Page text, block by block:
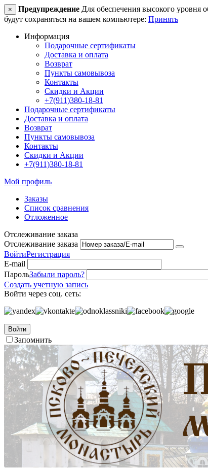
× Предупреждение Для обеспечения высокого уровня
будут сохраняться на вашем компьютере: Принять
Информация
Подарочные сертификаты
Доставка и оплата
Возврат
Пункты самовывоза
Контакты
Скидки и Акции
+7(911)380-18-81
Подарочные сертификаты
Доставка и оплата
Возврат
Пункты самовывоза
Контакты
Скидки и Акции
+7(911)380-18-81
Мой профиль
Заказы
Список сравнения
Отложенное
Отслеживание заказа
Отслеживание заказа
ВойтиРегистрация
E-mail
ПарольЗабыли пароль?
Создать учетную запись
Войти через соц. сеть:
Войти
Запомнить